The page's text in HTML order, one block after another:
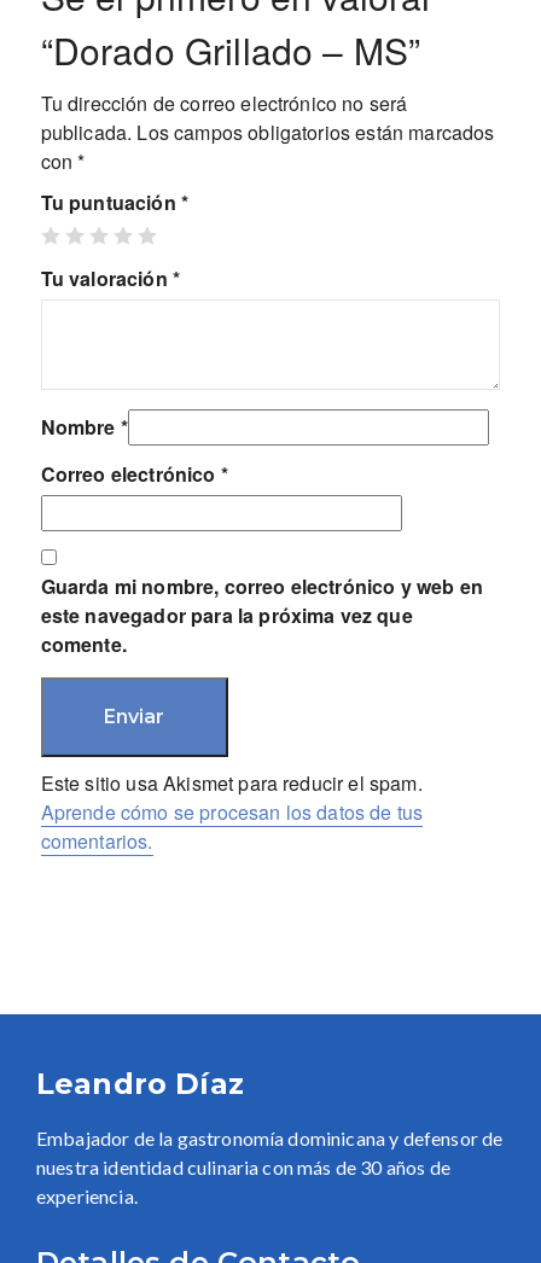
“Dorado Grillado – MS”
Tu dirección de correo electrónico no será
publicada. Los campos obligatorios están marcados
con*
Tu puntuación *
Tu valoración *
Nombre *
Correo electrónico *
Guarda mi nombre, correo electrónico y web en
este navegador para la próxima vez que
comente.
Este sitio usa Akismet para reducir el spam.
Aprende cómo se procesan los datos de tus
comentarios.
Leandro Díaz
Embajador de la gastronomía dominicana y defensor de
nuestra identidad culinaria con más de 30 años de
experiencia.